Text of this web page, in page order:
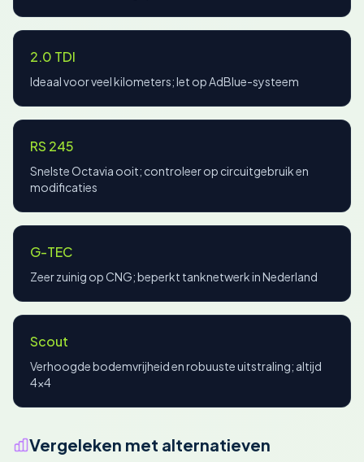
2.0 TDI
Ideaal voor veel kilometers; let op AdBlue-systeem
RS 245
Snelste Octavia ooit; controleer op circuitgebruik en
modificaties
G-TEC
Zeer zuinig op CNG; beperkt tanknetwerk in Nederland
Scout
Verhoogde bodemvrijheid en robuuste uitstraling; altijd
4x4
Vergeleken met alternatieven